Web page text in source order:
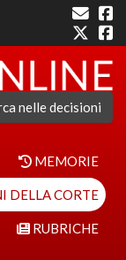
nelle decisioni
MEMORIE
DELLA CORTE
RUBRICHE